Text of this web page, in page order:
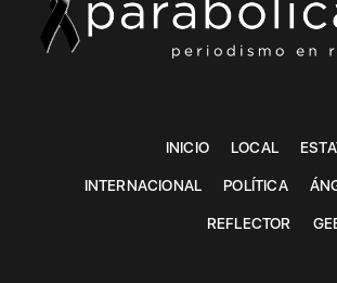
INICIO LOCAL
INTERNACIONAL POLÍTICA
REFLECTOR